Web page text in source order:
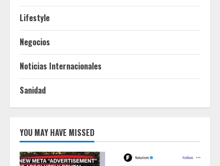
Lifestyle
Negocios
Noticias Internacionales
Sanidad
YOU MAY HAVE MISSED